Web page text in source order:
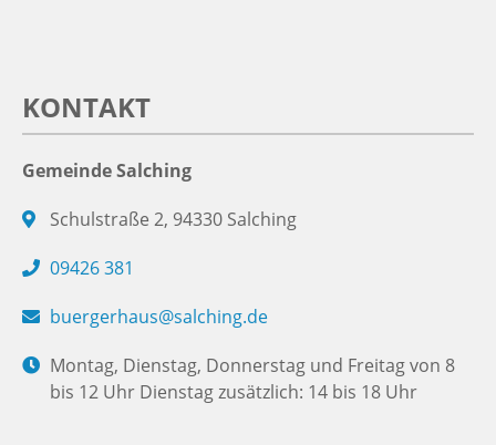
KONTAKT
Gemeinde Salching
Schulstraße 2, 94330 Salching
09426 381
buergerhaus@salching.de
Montag, Dienstag, Donnerstag und Freitag von 8
bis 12 Uhr Dienstag zusätzlich: 14 bis 18 Uhr